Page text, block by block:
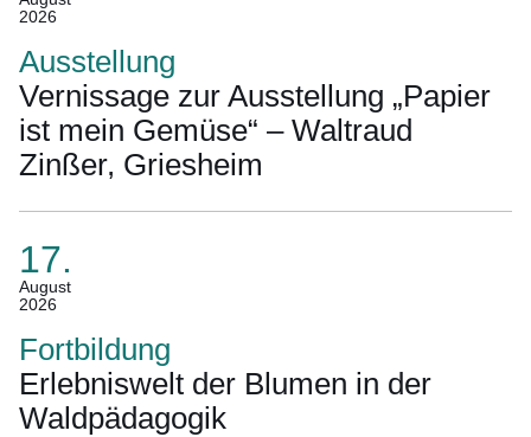
2026
14.
August
Ausstellung
Vernissage zur Ausstellung „Papier
ist mein Gemüse“ – Waltraud
Zinßer, Griesheim
17.
August
2026
(Termin:
17.
August
2026)
Fortbildung
Erlebniswelt der Blumen in der
Waldpädagogik